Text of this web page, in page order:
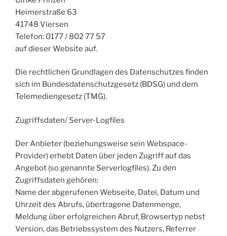
Heimerstraße 63
41748 Viersen
Telefon: ‪0177 / 802 77 57
auf dieser Website auf.
Die rechtlichen Grundlagen des Datenschutzes finden
sich im Bundesdatenschutzgesetz (BDSG) und dem
Telemediengesetz (TMG).
Zugriffsdaten/ Server-Logfiles
Der Anbieter (beziehungsweise sein Webspace-
Provider) erhebt Daten über jeden Zugriff auf das
Angebot (so genannte Serverlogfiles). Zu den
Zugriffsdaten gehören:
Name der abgerufenen Webseite, Datei, Datum und
Uhrzeit des Abrufs, übertragene Datenmenge,
Meldung über erfolgreichen Abruf, Browsertyp nebst
Version, das Betriebssystem des Nutzers, Referrer